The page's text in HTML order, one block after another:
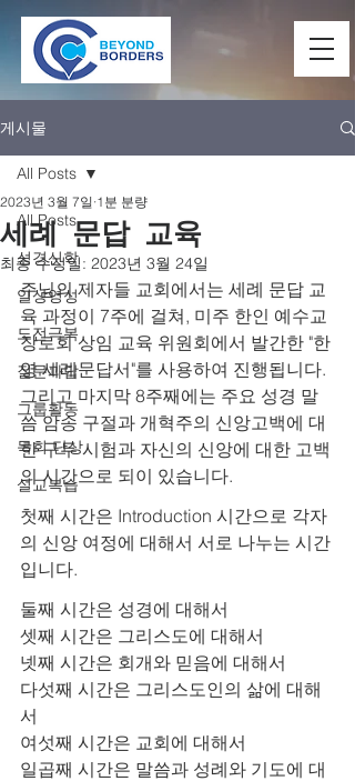
게시물
All Posts
성경신학
일상영성
도전극복
질문과답
그룹활동
목회 단상
설교복습
All Posts
세례 문답 교육
2023년 3월 7일 1분 분량
최종 수정일: 2023년 3월 24일
주님의 제자들 교회에서는 세례 문답 교
육 과정이 7주에 걸쳐, 미주 한인 예수교
장로회 상임 교육 위원회에서 발간한 "한
영 세례문답서"를 사용하여 진행됩니다.
그리고 마지막 8주째에는 주요 성경 말
씀 암송 구절과 개혁주의 신앙고백에 대
한 구두 시험과 자신의 신앙에 대한 고백
의 시간으로 되이 있습니다.
첫째 시간은 Introduction 시간으로 각자
의 신앙 여정에 대해서 서로 나누는 시간
입니다.
둘째 시간은 성경에 대해서
셋째 시간은 그리스도에 대해서
넷째 시간은 회개와 믿음에 대해서
다섯째 시간은 그리스도인의 삶에 대해
서
여섯째 시간은 교회에 대해서
일곱째 시간은 말씀과 성례와 기도에 대